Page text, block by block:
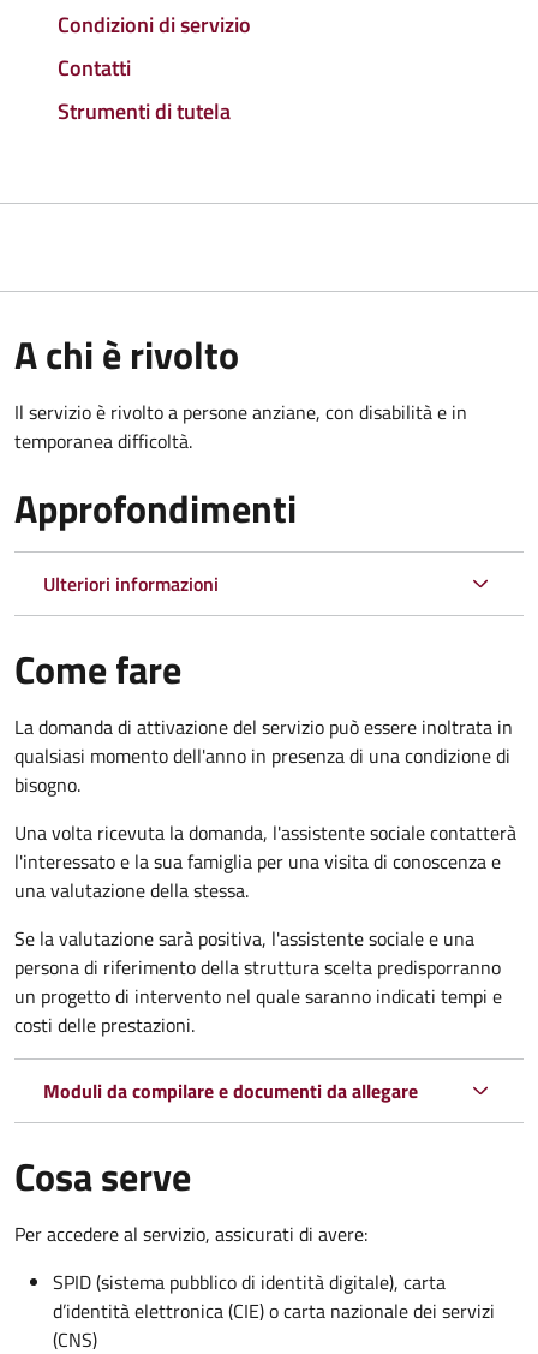
Condizioni di servizio
Contatti
Strumenti di tutela
A chi è rivolto
Il servizio è rivolto a persone anziane, con disabilità e in
temporanea difficoltà.
Approfondimenti
Ulteriori informazioni
Come fare
La domanda di attivazione del servizio può essere inoltrata in
qualsiasi momento dell'anno in presenza di una condizione di
bisogno.
Una volta ricevuta la domanda, l'assistente sociale contatterà
l'interessato e la sua famiglia per una visita di conoscenza e
una valutazione della stessa.
Se la valutazione sarà positiva, l'assistente sociale e una
persona di riferimento della struttura scelta predisporranno
un progetto di intervento nel quale saranno indicati tempi e
costi delle prestazioni.
Moduli da compilare e documenti da allegare
Cosa serve
Per accedere al servizio, assicurati di avere:
SPID (sistema pubblico di identità digitale), carta
d’identità elettronica (CIE) o carta nazionale dei servizi
(CNS)